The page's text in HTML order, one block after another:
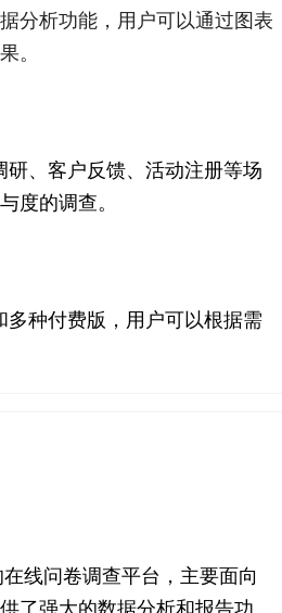
分析功能，用户可以通过图表
。
研、客户反馈、活动注册等场
度的调查。
多种付费版，用户可以根据需
线问卷调查平台，主要面向
了强大的数据分析和报告功